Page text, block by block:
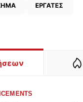
ΕΡΓΑΤΕΣ